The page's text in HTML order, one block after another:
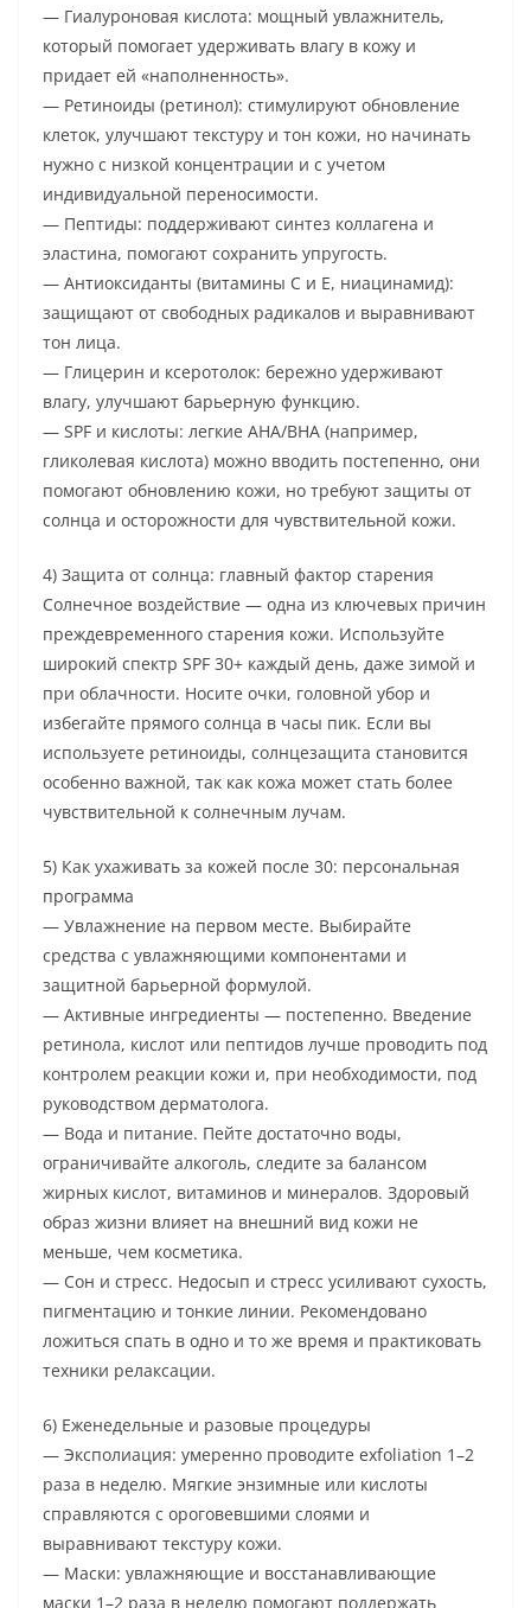
— Гиалуроновая кислота: мощный увлажнитель,
который помогает удерживать влагу в кожу и
придает ей «наполненность».
— Ретиноиды (ретинол): стимулируют обновление
клеток, улучшают текстуру и тон кожи, но начинать
нужно с низкой концентрации и с учетом
индивидуальной переносимости.
— Пептиды: поддерживают синтез коллагена и
эластина, помогают сохранить упругость.
— Антиоксиданты (витамины C и E, ниацинамид):
защищают от свободных радикалов и выравнивают
тон лица.
— Глицерин и ксеротолок: бережно удерживают
влагу, улучшают барьерную функцию.
— SPF и кислоты: легкие AHA/BHA (например,
гликолевая кислота) можно вводить постепенно, они
помогают обновлению кожи, но требуют защиты от
солнца и осторожности для чувствительной кожи.
4) Защита от солнца: главный фактор старения
Солнечное воздействие — одна из ключевых причин
преждевременного старения кожи. Используйте
широкий спектр SPF 30+ каждый день, даже зимой и
при облачности. Носите очки, головной убор и
избегайте прямого солнца в часы пик. Если вы
используете ретиноиды, солнцезащита становится
особенно важной, так как кожа может стать более
чувствительной к солнечным лучам.
5) Как ухаживать за кожей после 30: персональная
программа
— Увлажнение на первом месте. Выбирайте
средства с увлажняющими компонентами и
защитной барьерной формулой.
— Активные ингредиенты — постепенно. Введение
ретинола, кислот или пептидов лучше проводить под
контролем реакции кожи и, при необходимости, под
руководством дерматолога.
— Вода и питание. Пейте достаточно воды,
ограничивайте алкоголь, следите за балансом
жирных кислот, витаминов и минералов. Здоровый
образ жизни влияет на внешний вид кожи не
меньше, чем косметика.
— Сон и стресс. Недосып и стресс усиливают сухость,
пигментацию и тонкие линии. Рекомендовано
ложиться спать в одно и то же время и практиковать
техники релаксации.
6) Еженедельные и разовые процедуры
— Эксполиация: умеренно проводите exfoliation 1–2
раза в неделю. Мягкие энзимные или кислоты
справляются с ороговевшими слоями и
выравнивают текстуру кожи.
— Маски: увлажняющие и восстанавливающие
маски 1–2 раза в неделю помогают поддержать